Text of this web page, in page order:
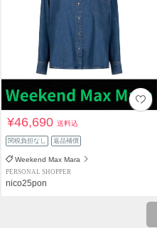
¥46,690送料込
関税負担なし 返品補償
Weekend Max Mara
PERSONAL SHOPPER
nico25pon